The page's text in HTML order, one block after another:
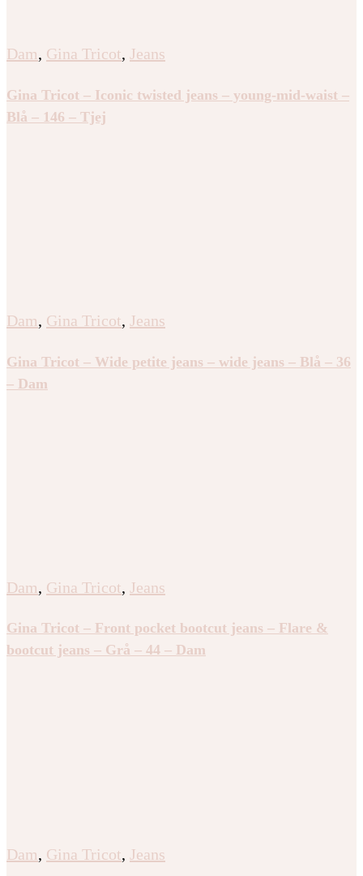
Dam, Gina Tricot, Jeans
Gina Tricot – Iconic twisted jeans – young-mid-waist –
Blå – 146 – Tjej
Dam, Gina Tricot, Jeans
Gina Tricot – Wide petite jeans – wide jeans – Blå – 36
– Dam
Dam, Gina Tricot, Jeans
Gina Tricot – Front pocket bootcut jeans – Flare &
bootcut jeans – Grå – 44 – Dam
Dam, Gina Tricot, Jeans